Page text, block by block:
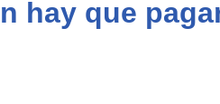
hay que